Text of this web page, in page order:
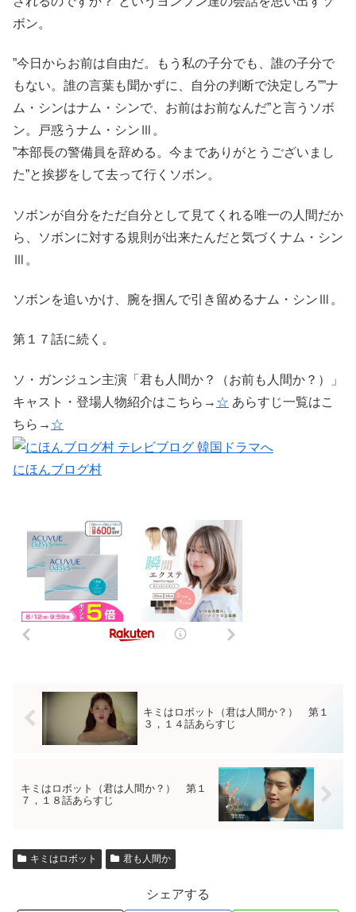
ボン。
”今日からお前は自由だ。もう私の子分でも、誰の子分で
もない。誰の言葉も聞かずに、自分の判断で決定しろ””ナ
ム・シンはナム・シンで、お前はお前なんだ”と言うソボ
ン。戸惑うナム・シンⅢ。
”本部長の警備員を辞める。今までありがとうございまし
た”と挨拶をして去って行くソボン。
ソボンが自分をただ自分として見てくれる唯一の人間だか
ら、ソボンに対する規則が出来たんだと気づくナム・シン
Ⅲ。
ソボンを追いかけ、腕を掴んで引き留めるナム・シンⅢ。
第１７話に続く。
ソ・ガンジュン主演「君も人間か？（お前も人間か？）」
キャスト・登場人物紹介はこちら→ ☆ あらすじ一覧はこ
ちら→ ☆
にほんブログ村
キミはロボット（君は人間か？） 第１
３，１４話あらすじ
キミはロボット（君は人間か？） 第１
７，１８話あらすじ
キミはロボット 君も人間か
シェアする